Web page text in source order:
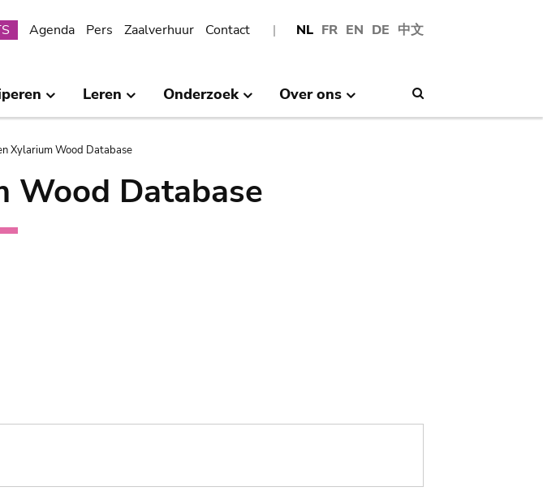
NL FR EN DE 中文
Agenda Pers Zaalverhuur Contact
Leren Onderzoek Over ons
Xylarium Wood Database
Wood Database